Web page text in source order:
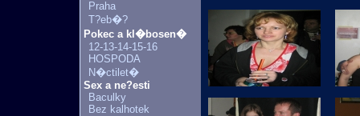
Praha
T?eb�?
Pokec a kl�bosen�
12-13-14-15-16
HOSPODA
N�ctilet�
Sex a ne?esti
Baculky
Bez kalhotek